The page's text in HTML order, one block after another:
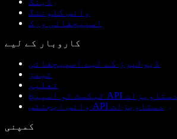
وائس کلوننگ
اسپیچفائی ورک
کاروبار کے لیے
ڈیولپرز کے لیے اسپیچفائی
ٹیمز
تعلیم
ٹیکسٹ ٹو اسپیچ API دستاویزات
وائس ایجنٹس API دستاویزات
کمپنی